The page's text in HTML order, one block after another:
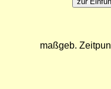
maßgeb.